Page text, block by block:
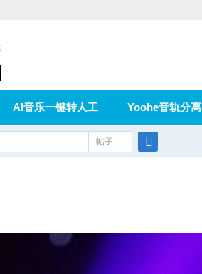
AI音乐一键转人工 Yoohe音轨分离
在线论坛
帖子